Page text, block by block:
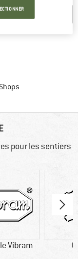
pour les sentiers
Vibram